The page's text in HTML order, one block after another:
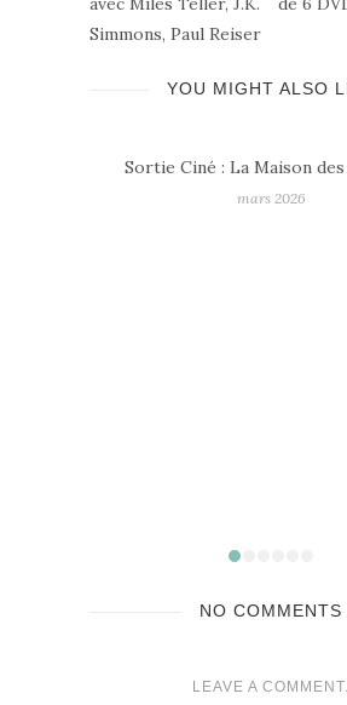
Simmons, Paul Reiser
YOU MIGHT ALSO
NO COMMENTS
LEAVE A COMMENT.